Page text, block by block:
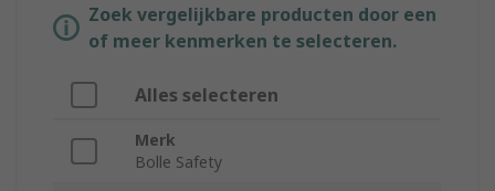
Zoek vergelijkbare producten door een
of meer kenmerken te selecteren.
Alles selecteren
Merk
Bolle Safety